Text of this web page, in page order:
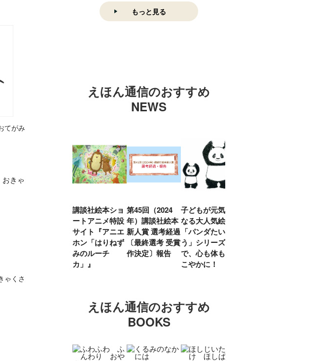
てがみ
ゃくさ
もっと見る
えほん通信のおすすめ
NEWS
講談社絵本ショ
ートアニメ特設
サイト『アニエ
ホン「はりねず
みのルーチ
カ」』
第45回（2024
年）講談社絵本
新人賞 選考経過
〔最終選考 受賞
作決定〕報告
子どもが元気に
なる大人気絵本
「パンダたいそ
う」シリーズ
で、心も体もす
こやかに！
えほん通信のおすすめ
BOOKS